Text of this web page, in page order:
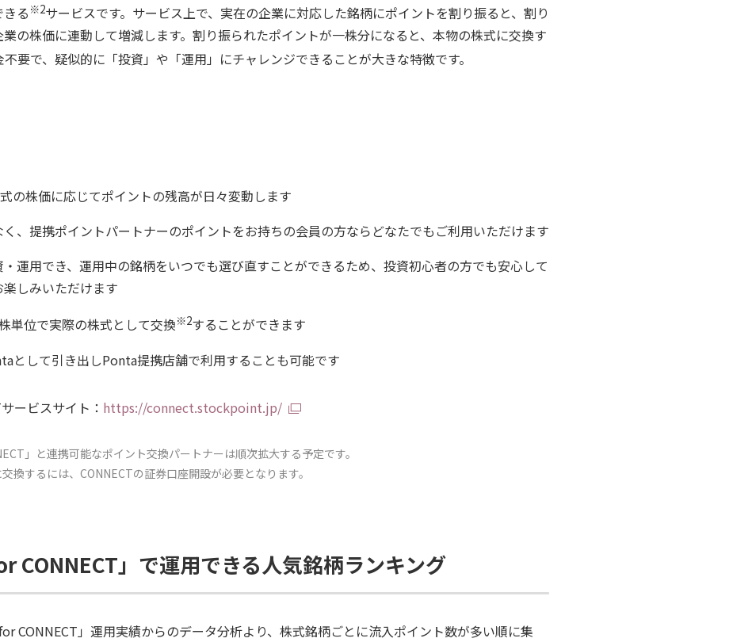
る ※2サービスです。サービス上で、実在の企業に対応した銘柄にポイントを割り振ると、割り
の株価に連動して増減します。割り振られたポイントが一株分になると、本物の株式に交換す
不要で、疑似的に「投資」や「運用」にチャレンジできることが大きな特徴です。
の株価に応じてポイントの残高が日々変動します
、提携ポイントパートナーのポイントをお持ちの会員の方ならどなたでもご利用いただけます
運用でき、運用中の銘柄をいつでも選び直すことができるため、投資初心者の方でも安心して
しみいただけます
単位で実際の株式として交換※2することができます
として引き出しPonta提携店舗で利用することも可能です
ービスサイト： https://connect.stockpoint.jp/
」と連携可能なポイント交換パートナーは順次拡大する予定です。
換するには、CONNECTの証券口座開設が必要となります。
CONNECT」で運用できる人気銘柄ランキング
CONNECT」運用実績からのデータ分析より、株式銘柄ごとに流入ポイント数が多い順に集